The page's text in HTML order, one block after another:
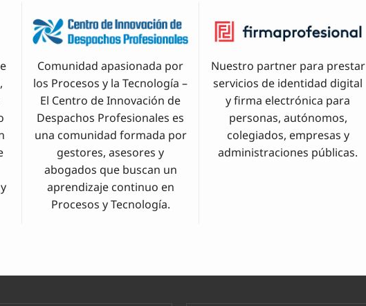
Comunidad apasionada por
los Procesos y la Tecnología –
El Centro de Innovación de
Despachos Profesionales es
una comunidad formada por
gestores, asesores y
abogados que buscan un
aprendizaje continuo en
Procesos y Tecnología.
Nuestro partner para prestar
servicios de identidad digital
y firma electrónica para
personas, autónomos,
colegiados, empresas y
administraciones públicas.